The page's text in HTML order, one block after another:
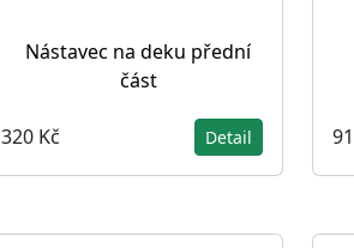
Nástavec na deku přední
část
320 Kč Detail